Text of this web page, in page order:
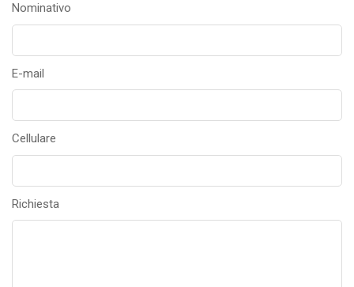
Nominativo
E-mail
Cellulare
Richiesta